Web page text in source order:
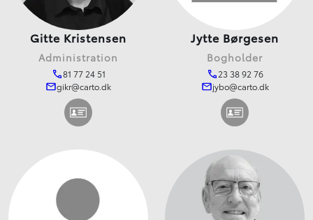
Gitte Kristensen
Administration
81 77 24 51
gikr@carto.dk
Jytte Børgesen
Bogholder
23 38 92 76
jybo@carto.dk